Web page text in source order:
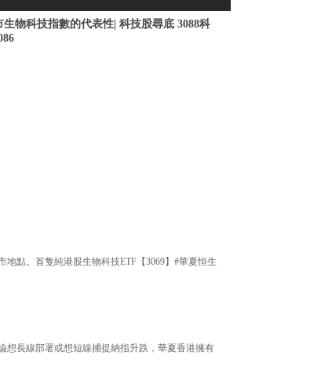
物科技指數的代表性| 科技股尋底 3088科
點。首隻純港股生物科技ETF【3069】#華夏恒生
想長線部署或想短線捕捉納指升跌，華夏香港擁有